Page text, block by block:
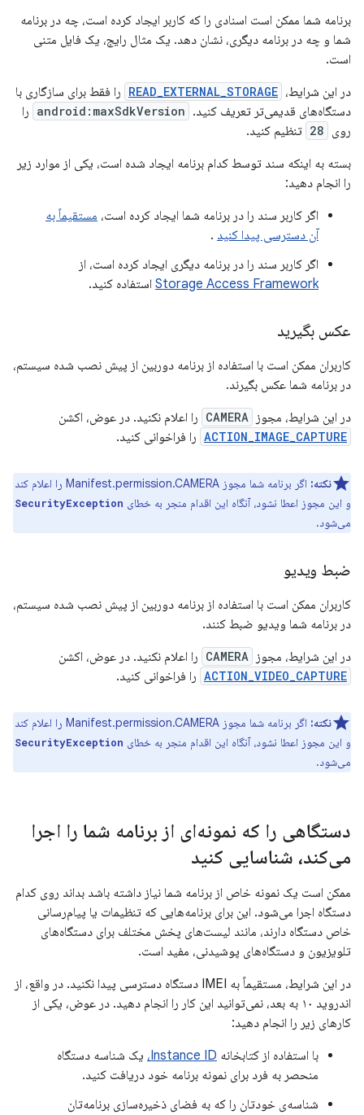
برنامه شما ممکن است اسنادی را که کاربر ایجاد کرده است، چه در برنامه
شما و چه در برنامه دیگری، نشان دهد. یک مثال رایج، یک فایل متنی
است.
در این شرایط، READ_EXTERNAL_STORAGE را فقط برای سازگاری با
دستگاه‌های قدیمی‌تر تعریف کنید. android:maxSdkVersion را
روی 28 تنظیم کنید.
بسته به اینکه سند توسط کدام برنامه ایجاد شده است، یکی از موارد زیر
را انجام دهید:
اگر کاربر سند را در برنامه شما ایجاد کرده است، مستقیماً به
آن دسترسی پیدا کنید .
اگر کاربر سند را در برنامه دیگری ایجاد کرده است، از
Storage Access Framework استفاده کنید.
عکس بگیرید
کاربران ممکن است با استفاده از برنامه دوربین از پیش نصب شده سیستم،
در برنامه شما عکس بگیرند.
در این شرایط، مجوز CAMERA را اعلام نکنید. در عوض، اکشن
ACTION_IMAGE_CAPTURE را فراخوانی کنید.
نکته:
اگر برنامه شما مجوز Manifest.permission.CAMERA را اعلام کند
و این مجوز اعطا نشود، آنگاه این اقدام منجر به خطای SecurityException
می‌شود.
ضبط ویدیو
کاربران ممکن است با استفاده از برنامه دوربین از پیش نصب شده سیستم،
در برنامه شما ویدیو ضبط کنند.
در این شرایط، مجوز CAMERA را اعلام نکنید. در عوض، اکشن
ACTION_VIDEO_CAPTURE را فراخوانی کنید.
نکته:
اگر برنامه شما مجوز Manifest.permission.CAMERA را اعلام کند
و این مجوز اعطا نشود، آنگاه این اقدام منجر به خطای SecurityException
می‌شود.
دستگاهی را که نمونه‌ای از برنامه شما را اجرا
می‌کند، شناسایی کنید
ممکن است یک نمونه خاص از برنامه شما نیاز داشته باشد بداند روی کدام
دستگاه اجرا می‌شود. این برای برنامه‌هایی که تنظیمات یا پیام‌رسانی
خاص دستگاه دارند، مانند لیست‌های پخش مختلف برای دستگاه‌های
تلویزیون و دستگاه‌های پوشیدنی، مفید است.
در این شرایط، مستقیماً به IMEI دستگاه دسترسی پیدا نکنید. در واقع، از
اندروید ۱۰ به بعد، نمی‌توانید این کار را انجام دهید. در عوض، یکی از
کارهای زیر را انجام دهید:
با استفاده از کتابخانه Instance ID، یک شناسه دستگاه
منحصر به فرد برای نمونه برنامه خود دریافت کنید.
شناسه‌ی خودتان را که به فضای ذخیره‌سازی برنامه‌تان